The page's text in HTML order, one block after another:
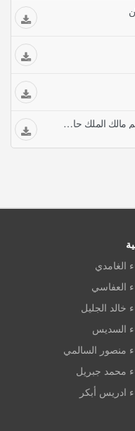
من الملك تفسير قوله تعالى قل اللهم مالك الملك حازم شومان
الغامدي
العفاسي
خالد الجليل
السديس
منصور السالمي
محمد جبريل
ادريس أبكر